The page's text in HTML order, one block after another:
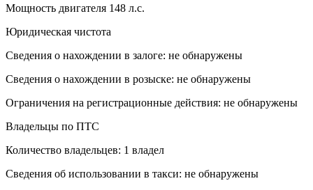
Мощность двигателя 148 л.с.
Юридическая чистота
Сведения о нахождении в залоге: не обнаружены
Сведения о нахождении в розыске: не обнаружены
Ограничения на регистрационные действия: не обнаружены
Владельцы по ПТС
Количество владельцев: 1 владел
Сведения об использовании в такси: не обнаружены